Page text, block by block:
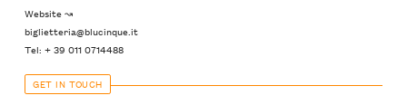
Website ↝
biglietteria@blucinque.it
Tel: + 39 011 0714488
GET IN TOUCH